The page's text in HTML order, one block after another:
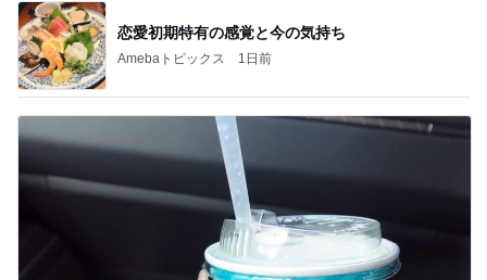
ぷっくり可愛いドットアイテムも好み